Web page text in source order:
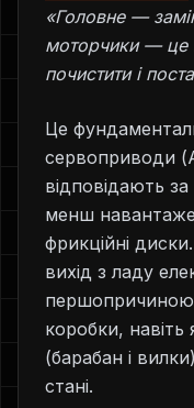
«Головне —
моторчики — це
почистити і
Це
сервоприводи
відповідають
менш
фрикційні
вихід з ладу
першопричиною
коробки, навіть
(барабан і
стані.